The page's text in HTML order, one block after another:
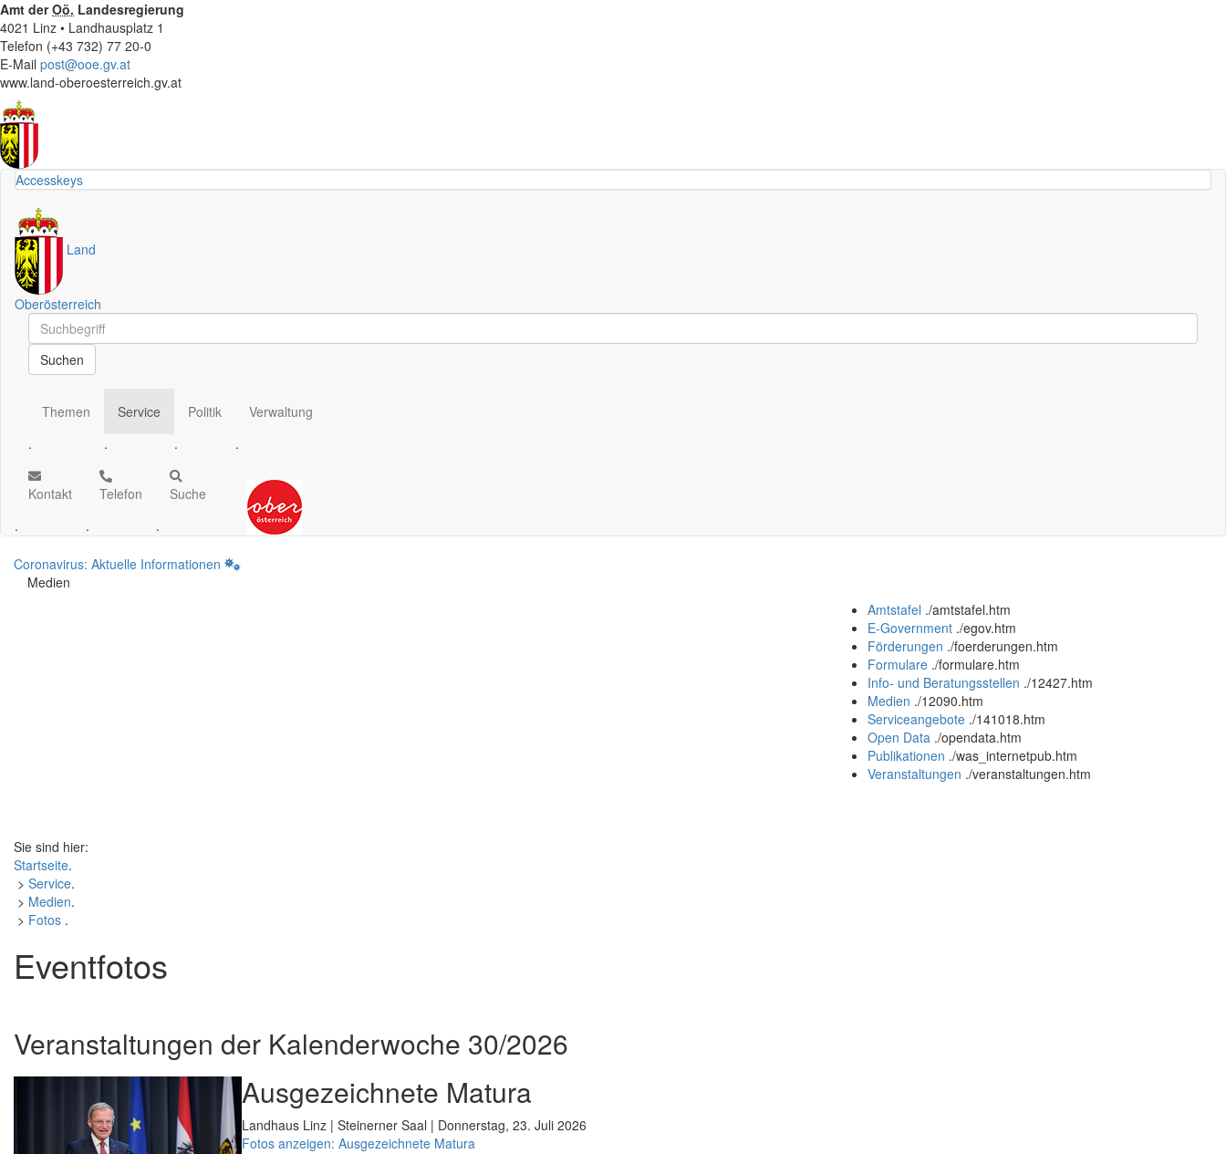
Amt derOö. Landesregierung
4021 Linz • Landhausplatz 1
Telefon (+43 732) 77 20-0
E-Mail post@ooe.gv.at
www.land-oberoesterreich.gv.at
Accesskeys
Land
Oberösterreich
Schnellsuche
Schnellsuche
Suchen
Themen
.
Service
.
Politik
.
Verwaltung
.
Kontakt
.
Telefon
.
Suche
.
Coronavirus: Aktuelle Informationen
Medien
Amtstafel ./amtstafel.htm
E-Government ./egov.htm
Förderungen ./foerderungen.htm
Formulare ./formulare.htm
Info- und Beratungsstellen ./12427.htm
Medien ./12090.htm
Serviceangebote ./141018.htm
Open Data ./opendata.htm
Publikationen ./was_internetpub.htm
Veranstaltungen ./veranstaltungen.htm
Sie sind hier:
Startseite.
> Service.
> Medien.
> Fotos .
Eventfotos
Veranstaltungen der Kalenderwoche 30/2026
Ausgezeichnete Matura
Landhaus Linz | Steinerner Saal | Donnerstag, 23. Juli 2026
Fotos anzeigen: Ausgezeichnete Matura